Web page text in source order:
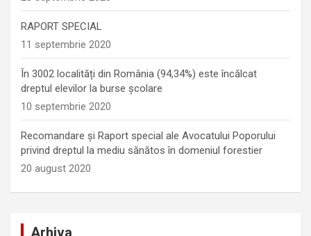
RAPORT SPECIAL
11 septembrie 2020
În 3002 localități din România (94,34%) este încălcat
dreptul elevilor la burse școlare
10 septembrie 2020
Recomandare și Raport special ale Avocatului Poporului
privind dreptul la mediu sănătos în domeniul forestier
20 august 2020